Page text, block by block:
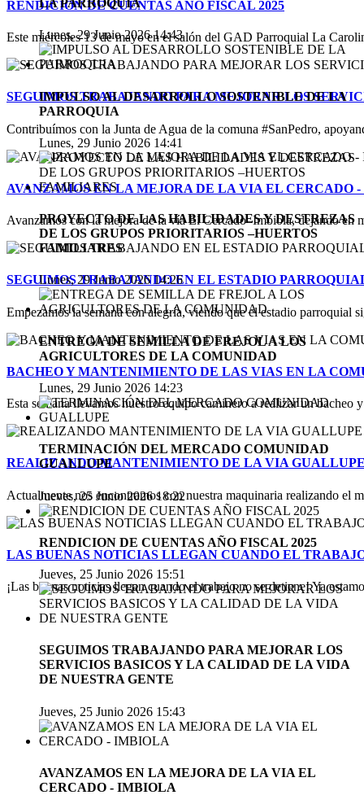
RENDICION DE CUENTAS AÑO FISCAL 2025
Este miércoles 13 de mayo en el salón del GAD Parroquial La
SEGUIMOS TRABAJANDO PARA MEJORAR LOS
Contribuímos con la Junta de Agua de la comuna #SanPedro,
AVANZAMOS EN LA MEJORA DE LA VIA EL CERCADO
Avanzamos con la mejora de la vía El Cercado–Imbiola, dejando en
SEGUIMOS TRABAJANDO EN EL ESTADIO
Empezamos la semana con alegría, viendo que el estadio parroquial
BACHEO Y MANTENIMIENTO DE LAS VIAS EN LA
Esta semana llevamos nuestro equipo caminero a realizar un bacheo
REALIZANDO MANTENIMIENTO DE LA VIA
Actualmente nos encontramos con nuestra maquinaria realizando el
LAS BUENAS NOTICIAS LLEGAN CUANDO EL
¡Las buenas noticias llegan cuando el trabajo no se detiene! Ya
LA PARROQUIA
Lunes, 29 Junio 2026 14:43
IMPULSO AL DESARROLLO SOSTENIBLE DE LA
PARROQUIA
Lunes, 29 Junio 2026 14:41
PROYECTO DE LAS HABILIDADES Y DESTREZAS
DE LOS GRUPOS PRIORITARIOS –HUERTOS
FAMILIARES
Lunes, 29 Junio 2026 14:26
ENTREGA DE SEMILLA DE FREJOL A LOS
AGRICULTORES DE LA COMUNIDAD
Lunes, 29 Junio 2026 14:23
TERMINACIÓN DEL MERCADO COMUNIDAD
GUALLUPE
Jueves, 25 Junio 2026 18:22
RENDICION DE CUENTAS AÑO FISCAL 2025
Jueves, 25 Junio 2026 15:51
SEGUIMOS TRABAJANDO PARA MEJORAR LOS
SERVICIOS BASICOS Y LA CALIDAD DE LA VIDA
DE NUESTRA GENTE
Jueves, 25 Junio 2026 15:43
AVANZAMOS EN LA MEJORA DE LA VIA EL
CERCADO - IMBIOLA